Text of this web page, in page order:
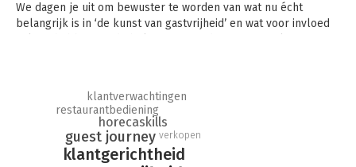
We dagen je uit om bewuster te worden van wat nu écht
belangrijk is in ‘de kunst van gastvrijheid’ en wat voor invloed
type gasten, hun verwachtingen en hoe jij in contactmomenten
met de gast hét verschil kan maken.
We delen oneindig veel ervaringen en tips die jij direct in de
praktijk kunt toepassen en we beantwoorden vragen als: Hoe
klantgerichtheid
guest journey
horecaskills
restaurantbediening
klantverwachtingen
verkopen